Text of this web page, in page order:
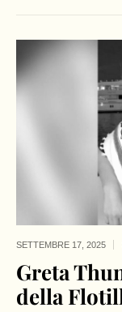
SETTEMBRE 17, 2025
Greta
della